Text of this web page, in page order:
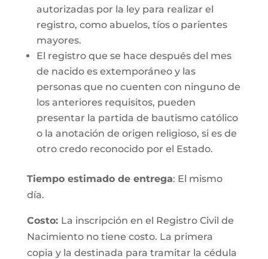
autorizadas por la ley para realizar el
registro, como abuelos, tíos o parientes
mayores.
El registro que se hace después del mes
de nacido es extemporáneo y las
personas que no cuenten con ninguno de
los anteriores requisitos, pueden
presentar la partida de bautismo católico
o la anotación de origen religioso, si es de
otro credo reconocido por el Estado.
Tiempo estimado de entrega: El mismo
día.
Costo: La inscripción en el Registro Civil de
Nacimiento no tiene costo. La primera
copia y la destinada para tramitar la cédula